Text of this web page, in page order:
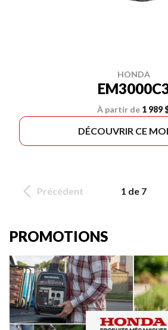
HONDA
À partir de 1 989
DÉCOUVRIR CE
Précédent 1 de 7
PROMOTIONS